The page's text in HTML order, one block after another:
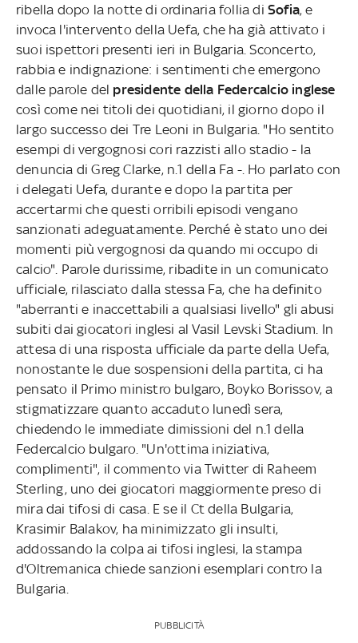
ribella dopo la notte di ordinaria follia di Sofia, e
invoca l'intervento della Uefa, che ha già attivato i
suoi ispettori presenti ieri in Bulgaria. Sconcerto,
rabbia e indignazione: i sentimenti che emergono
dalle parole del presidente della Federcalcio inglese
così come nei titoli dei quotidiani, il giorno dopo il
largo successo dei Tre Leoni in Bulgaria. "Ho sentito
esempi di vergognosi cori razzisti allo stadio - la
denuncia di Greg Clarke, n.1 della Fa -. Ho parlato con
i delegati Uefa, durante e dopo la partita per
accertarmi che questi orribili episodi vengano
sanzionati adeguatamente. Perché è stato uno dei
momenti più vergognosi da quando mi occupo di
calcio". Parole durissime, ribadite in un comunicato
ufficiale, rilasciato dalla stessa Fa, che ha definito
"aberranti e inaccettabili a qualsiasi livello" gli abusi
subiti dai giocatori inglesi al Vasil Levski Stadium. In
attesa di una risposta ufficiale da parte della Uefa,
nonostante le due sospensioni della partita, ci ha
pensato il Primo ministro bulgaro, Boyko Borissov, a
stigmatizzare quanto accaduto lunedì sera,
chiedendo le immediate dimissioni del n.1 della
Federcalcio bulgaro. "Un'ottima iniziativa,
complimenti", il commento via Twitter di Raheem
Sterling, uno dei giocatori maggiormente preso di
mira dai tifosi di casa. E se il Ct della Bulgaria,
Krasimir Balakov, ha minimizzato gli insulti,
addossando la colpa ai tifosi inglesi, la stampa
d'Oltremanica chiede sanzioni esemplari contro la
Bulgaria.
PUBBLICITÀ